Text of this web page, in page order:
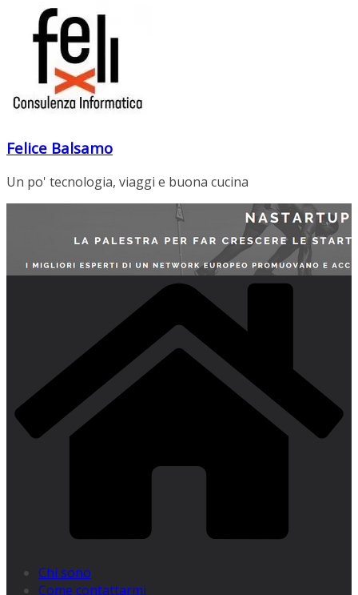
Felice Balsamo
Un po' tecnologia, viaggi e buona cucina
Chi sono
Come contattarmi